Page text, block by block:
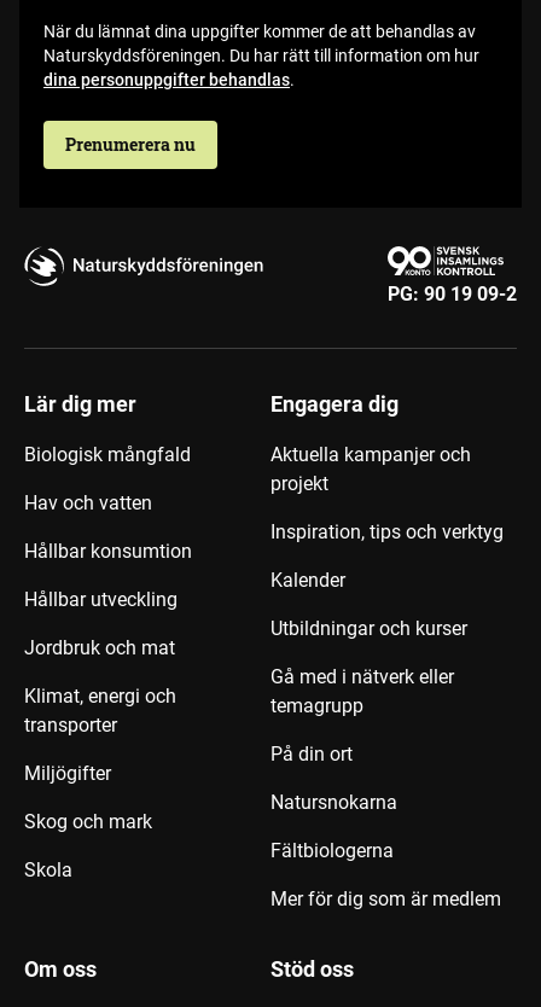
När du lämnat dina uppgifter kommer de att behandlas av
Naturskyddsföreningen. Du har rätt till information om hur
dina personuppgifter behandlas.
Prenumerera nu
PG: 90 19 09-2
Lär dig mer
Biologisk mångfald
Hav och vatten
Hållbar konsumtion
Hållbar utveckling
Jordbruk och mat
Klimat, energi och
transporter
Miljögifter
Skog och mark
Skola
Engagera dig
Aktuella kampanjer och
projekt
Inspiration, tips och verktyg
Kalender
Utbildningar och kurser
Gå med i nätverk eller
temagrupp
På din ort
Natursnokarna
Fältbiologerna
Mer för dig som är medlem
Om oss Stöd oss